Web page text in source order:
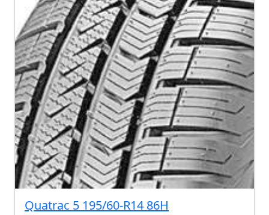
Quatrac 5 195/60-R14 86H